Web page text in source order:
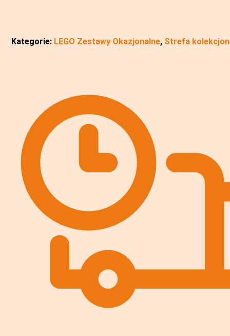
Kategorie: LEGO Zestawy Okazjonalne, Strefa